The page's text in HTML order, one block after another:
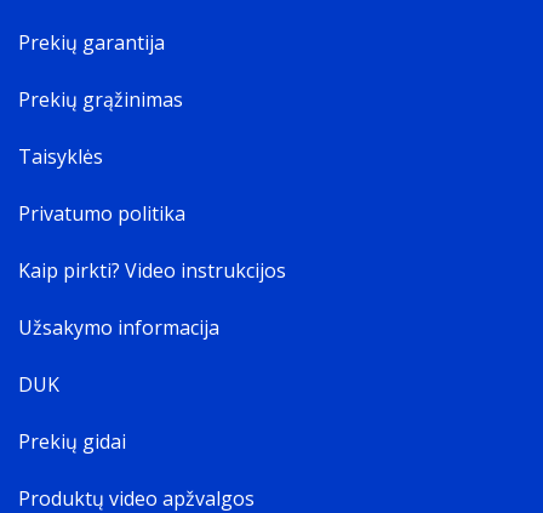
Prekių garantija
Prekių grąžinimas
Taisyklės
Privatumo politika
Kaip pirkti? Video instrukcijos
Užsakymo informacija
DUK
Prekių gidai
Produktų video apžvalgos